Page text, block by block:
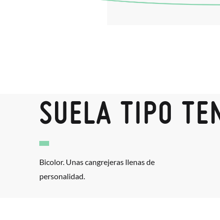
SUELA TIPO
Bicolor. Unas cangrejeras llenas de
personalidad.